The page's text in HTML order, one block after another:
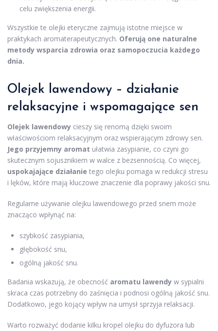
celu zwiększenia energii.
Wszystkie te olejki eteryczne zajmują istotne miejsce w
praktykach aromaterapeutycznych. Oferują one naturalne
metody wsparcia zdrowia oraz samopoczucia każdego
dnia.
Olejek lawendowy – działanie
relaksacyjne i wspomagające sen
Olejek lawendowy cieszy się renomą dzięki swoim
właściwościom relaksacyjnym oraz wspierającym zdrowy sen.
Jego przyjemny aromat ułatwia zasypianie, co czyni go
skutecznym sojusznikiem w walce z bezsennością. Co więcej,
uspokajające działanie tego olejku pomaga w redukcji stresu
i lęków, które mają kluczowe znaczenie dla poprawy jakości snu.
Regularne używanie olejku lawendowego przed snem może
znacząco wpłynąć na:
szybkość zasypiania,
głębokość snu,
ogólną jakość snu.
Badania wskazują, że obecność aromatu lawendy w sypialni
skraca czas potrzebny do zaśnięcia i podnosi ogólną jakość snu.
Dodatkowo, jego kojący wpływ na umysł sprzyja relaksacji.
Warto rozważyć dodanie kilku kropel olejku do dyfuzora lub